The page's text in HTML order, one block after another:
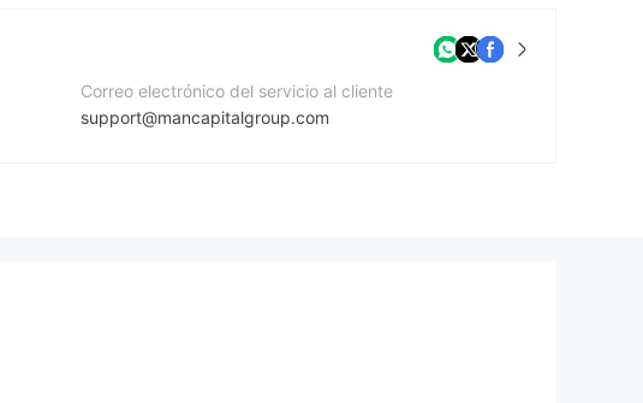
Correo electrónico del servicio al cliente
support@mancapitalgroup.com